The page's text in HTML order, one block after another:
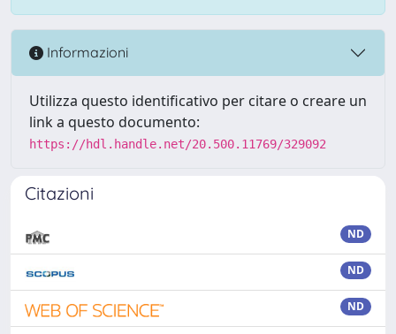
Informazioni
Utilizza questo identificativo per citare o creare un
link a questo documento:
https://hdl.handle.net/20.500.11769/329092
Citazioni
ND
ND
ND